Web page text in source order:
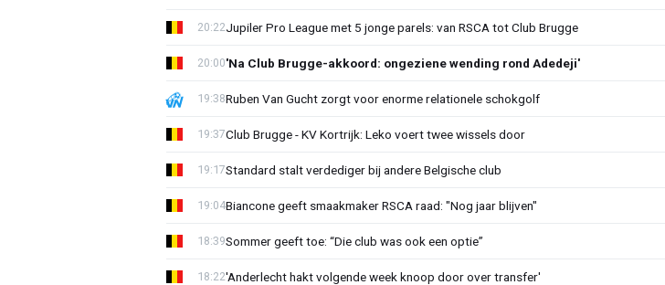
Jupiler Pro League met 5 jonge parels: van RSCA tot Club Brugge
20:22
'Na Club Brugge-akkoord: ongeziene wending rond Adedeji'
20:00
Ruben Van Gucht zorgt voor enorme relationele schokgolf
19:38
Club Brugge - KV Kortrijk: Leko voert twee wissels door
19:37
Standard stalt verdediger bij andere Belgische club
19:17
Biancone geeft smaakmaker RSCA raad: "Nog jaar blijven"
19:04
Sommer geeft toe: “Die club was ook een optie”
18:39
'Anderlecht hakt volgende week knoop door over transfer'
18:22